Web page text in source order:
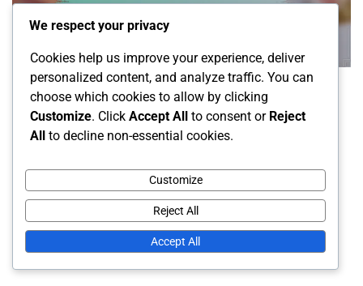
Budjetointitekniikat
Budjetointitekniikat: Taloudelliset
Kassavirran kehitys
Kalle Vainio
12/02/2026
We respect your privacy
Cookies help us improve your experience, deliver
personalized content, and analyze traffic. You can
choose which cookies to allow by clicking
Customize. Click Accept All to consent or Reject
All to decline non-essential cookies.
Customize
Reject All
Accept All